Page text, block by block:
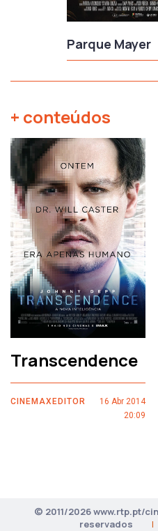
Parque Mayer
+ conteúdos
Transcendence
CINEMAXEDITOR
16 Abr 2014
20:09
© 2011/2026 www.rtp.pt/
reservados
|